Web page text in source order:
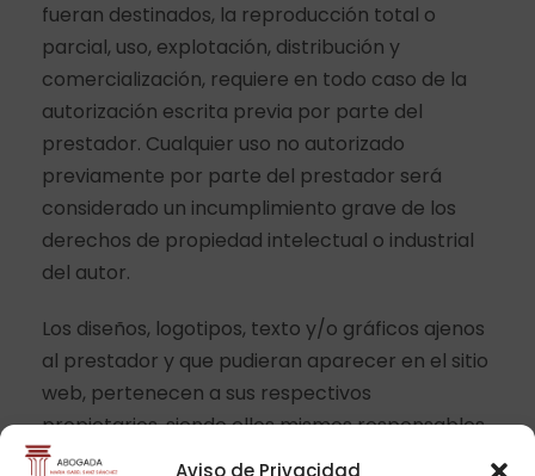
Aviso de Privacidad
fueran destinados, la reproducción total o
parcial, uso, explotación, distribución y
comercialización, requiere en todo caso de la
autorización escrita previa por parte del
prestador. Cualquier uso no autorizado
previamente por parte del prestador será
considerado un incumplimiento grave de los
derechos de propiedad intelectual o industrial
del autor.
Los diseños, logotipos, texto y/o gráficos ajenos
al prestador y que pudieran aparecer en el sitio
web, pertenecen a sus respectivos
propietarios, siendo ellos mismos responsables
de cualquier posible controversia que pudiera